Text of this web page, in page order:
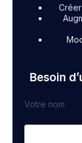
Besoin
Votre nom